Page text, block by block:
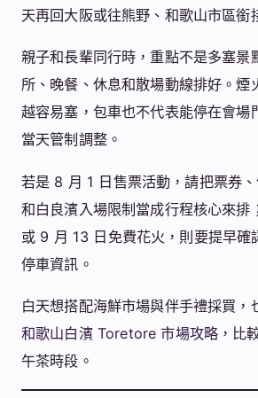
天再回大阪或往熊野、和歌山市區銜
親子和長輩同行時，重點不是多塞景
所、晚餐、休息和散場動線排好。煙
越容易塞，包車也不代表能停在會場
當天管制調整。
若是 8 月 1 日售票活動，請把票券
和白良濱入場限制當成行程核心來排
或 9 月 13 日免費花火，則要提早確
停車資訊。
白天想搭配海鮮市場與伴手禮採買，
和歌山白濱 Toretore 市場攻略 ，比
午茶時段。